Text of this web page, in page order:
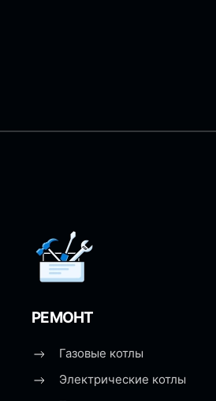
РЕМОНТ
Газовые котлы
Электрические котлы